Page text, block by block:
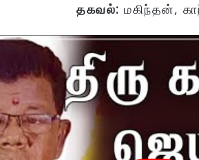
தகவல்:மகிந்தன்,